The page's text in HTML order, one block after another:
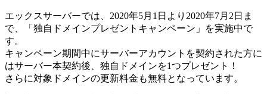
エックスサーバーでは、2020年5月1日より2020年7月2日ま
で、「独自ドメインプレゼントキャンペーン」を実施中で
す。
キャンペーン期間中にサーバーアカウントを契約された方に
はサーバー本契約後、独自ドメインを1つプレゼント！
さらに対象ドメインの更新料金も無料となっています。